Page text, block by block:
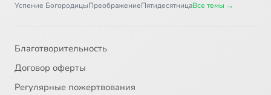
Успение БогородицыПреображениеПятидесятницаВсе темы →
Благотворительность
Договор оферты
Регулярные пожертвования